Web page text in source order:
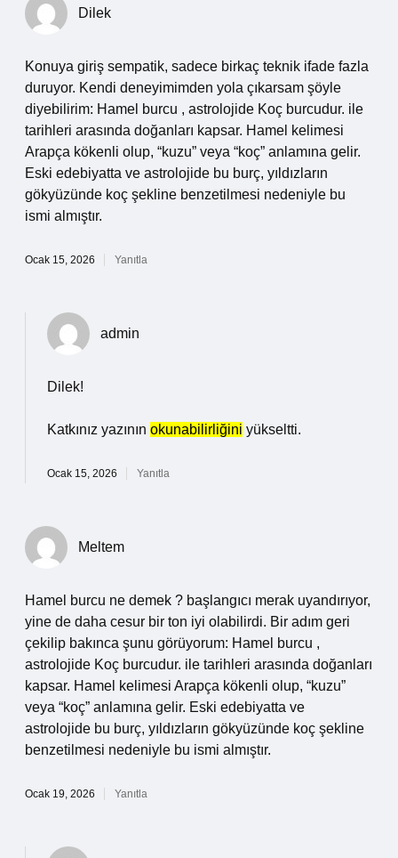
Dilek
Konuya giriş sempatik, sadece birkaç teknik ifade fazla
duruyor. Kendi deneyimimden yola çıkarsam şöyle
diyebilirim: Hamel burcu , astrolojide Koç burcudur. ile
tarihleri arasında doğanları kapsar. Hamel kelimesi
Arapça kökenli olup, “kuzu” veya “koç” anlamına gelir.
Eski edebiyatta ve astrolojide bu burç, yıldızların
gökyüzünde koç şekline benzetilmesi nedeniyle bu
ismi almıştır.
Ocak 15, 2026 Yanıtla
admin
Dilek!
Katkınız yazının okunabilirliğini yükseltti.
Ocak 15, 2026 Yanıtla
Meltem
Hamel burcu ne demek ? başlangıcı merak uyandırıyor,
yine de daha cesur bir ton iyi olabilirdi. Bir adım geri
çekilip bakınca şunu görüyorum: Hamel burcu ,
astrolojide Koç burcudur. ile tarihleri arasında doğanları
kapsar. Hamel kelimesi Arapça kökenli olup, “kuzu”
veya “koç” anlamına gelir. Eski edebiyatta ve
astrolojide bu burç, yıldızların gökyüzünde koç şekline
benzetilmesi nedeniyle bu ismi almıştır.
Ocak 19, 2026 Yanıtla